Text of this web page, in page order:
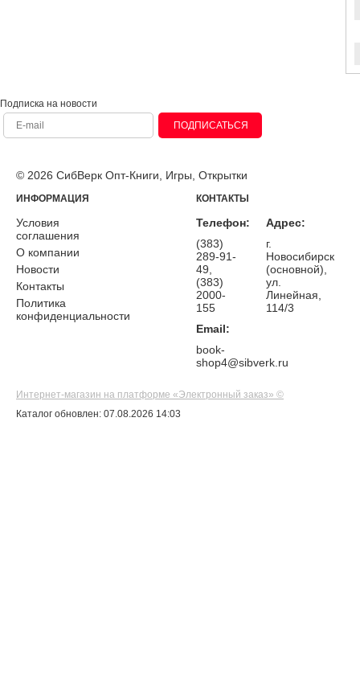
Подписка на новости
ПОДПИСАТЬСЯ
© 2026 СибВерк Опт-Книги, Игры, Открытки
ИНФОРМАЦИЯ
Условия
соглашения
О компании
Новости
Контакты
Политика
конфиденциальности
КОНТАКТЫ
Телефон:
(383)
289-91-
49,
(383)
2000-
155
Email:
book-
shop4@sibverk.ru
Адрес:
г.
Новосибирск
(основной),
ул.
Линейная,
114/3
Интернет-магазин на платформе «Электронный заказ» ©
Каталог обновлен: 07.08.2026 14:03